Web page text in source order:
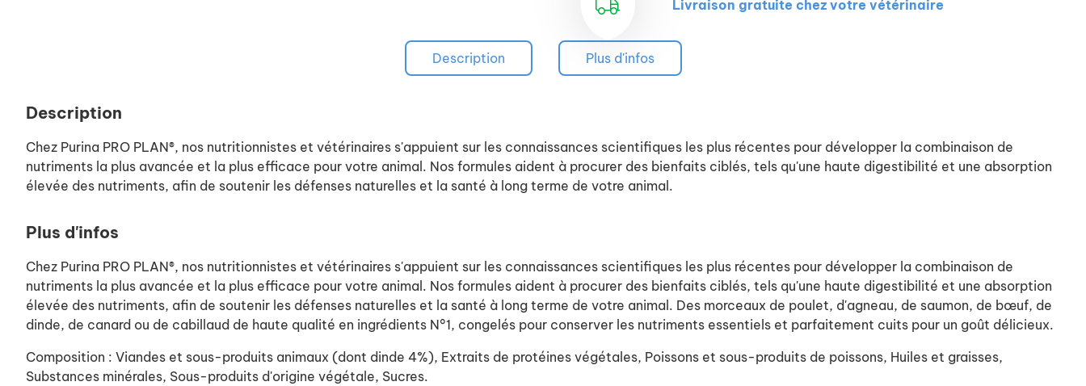
Livraison gratuite chez votre vétérinaire
Description Plus d'infos
Description
Chez Purina PRO PLAN®, nos nutritionnistes et vétérinaires s'appuient sur les connaissances scientifiques les plus récentes pour développer la combinaison de
nutriments la plus avancée et la plus efficace pour votre animal. Nos formules aident à procurer des bienfaits ciblés, tels qu'une haute digestibilité et une absorption
élevée des nutriments, afin de soutenir les défenses naturelles et la santé à long terme de votre animal.
Plus d'infos
Chez Purina PRO PLAN®, nos nutritionnistes et vétérinaires s'appuient sur les connaissances scientifiques les plus récentes pour développer la combinaison de
nutriments la plus avancée et la plus efficace pour votre animal. Nos formules aident à procurer des bienfaits ciblés, tels qu'une haute digestibilité et une absorption
élevée des nutriments, afin de soutenir les défenses naturelles et la santé à long terme de votre animal. Des morceaux de poulet, d'agneau, de saumon, de bœuf, de
dinde, de canard ou de cabillaud de haute qualité en ingrédients N°1, congelés pour conserver les nutriments essentiels et parfaitement cuits pour un goût délicieux.
Composition : Viandes et sous-produits animaux (dont dinde 4%), Extraits de protéines végétales, Poissons et sous-produits de poissons, Huiles et graisses,
Substances minérales, Sous-produits d'origine végétale, Sucres.